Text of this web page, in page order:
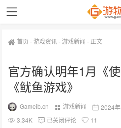
首页 -游戏资讯-游戏新闻 - 正文
官方确认明年1月《
《鱿鱼游戏》
Gameib.cn 游戏新闻
2024
3.34K
已关闭评论 11